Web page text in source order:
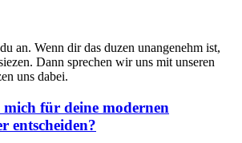
an. Wenn dir das duzen unangenehm ist,
Dann sprechen wir uns mit unseren
uns dabei.
für deine modernen
entscheiden?